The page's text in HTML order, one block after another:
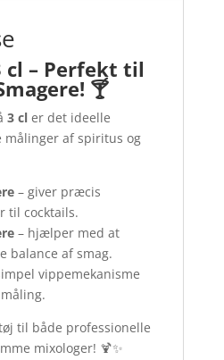
cl – Perfekt til
🍸
3 cler det ideelle
af spiritus og
– giver præcis
til cocktails.
– hjælper med at
balance af smag.
vippemekanisme
til både professionelle
mixologer! 🍹✨